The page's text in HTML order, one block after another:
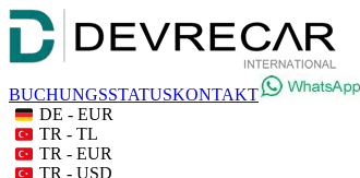
BUCHUNGSSTATUSKONTAKT
DE - EUR
TR - TL
TR - EUR
TR - USD